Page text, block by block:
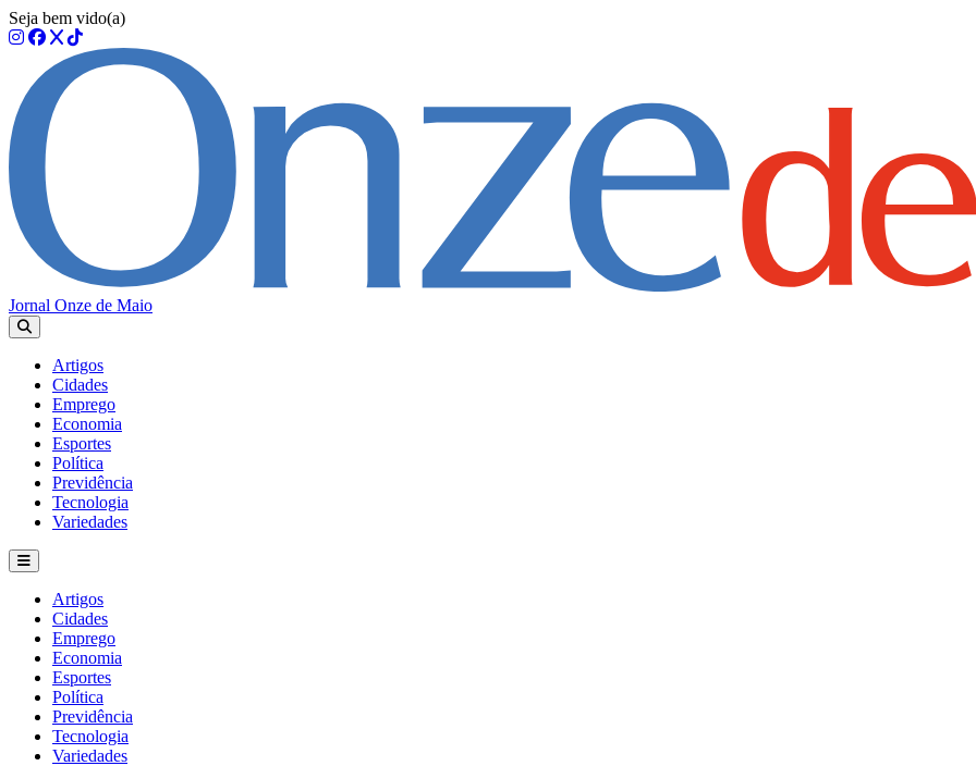
Seja bem vido(a)
Jornal Onze de Maio
Artigos
Cidades
Emprego
Economia
Esportes
Política
Previdência
Tecnologia
Variedades
Artigos
Cidades
Emprego
Economia
Esportes
Política
Previdência
Tecnologia
Variedades